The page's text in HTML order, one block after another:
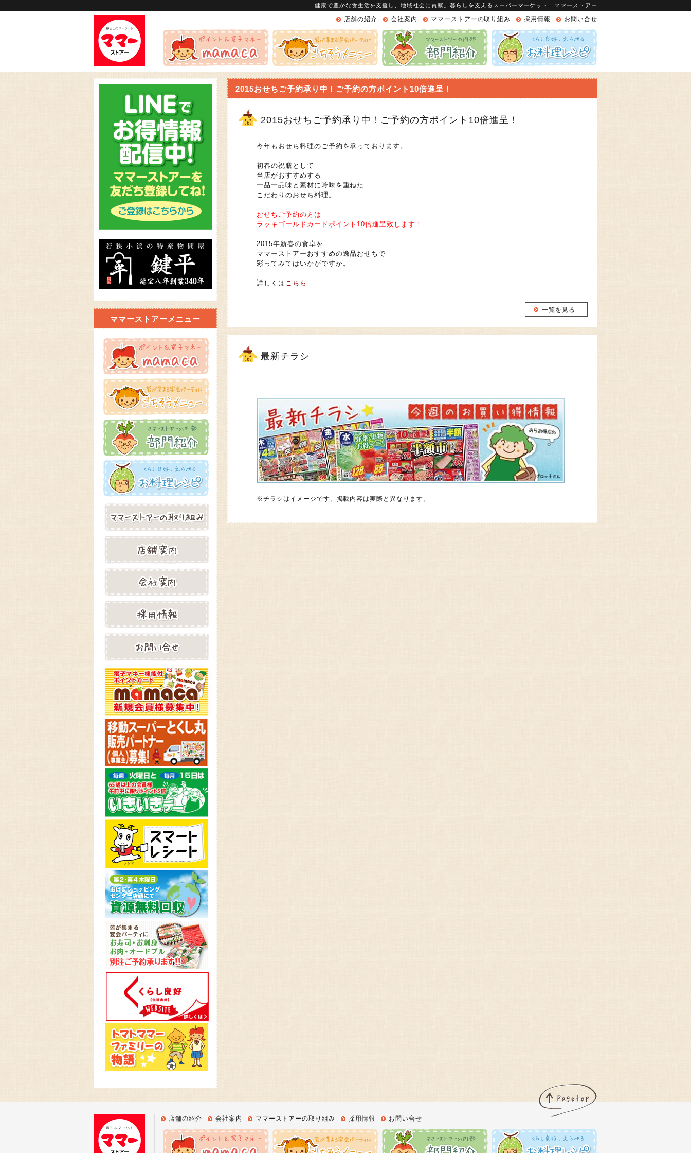
健康で豊かな食生活を支援し、地域社会に貢献。暮らしを支えるスーパーマーケット ママーストアー
店舗の紹介 会社案内 ママーストアーの取り組み 採用情報 お問い合せ
2015おせちご予約承り中！ご予約の方ポイント10倍進呈！
2015おせちご予約承り中！ご予約の方ポイント10倍進呈！
今年もおせち料理のご予約を承っております。
初春の祝膳として
当店がおすすめする
一品一品味と素材に吟味を重ねた
こだわりのおせち料理。
おせちご予約の方は
ラッキゴールドカードポイント10倍進呈致します！
2015年新春の食卓を
ママーストアーおすすめの逸品おせちで
彩ってみてはいかがですか。
詳しくは こちら
一覧を見る
最新チラシ
※チラシはイメージです。掲載内容は実際と異なります。
ママーストアーメニュー
店舗の紹介 会社案内 ママーストアーの取り組み 採用情報 お問い合せ